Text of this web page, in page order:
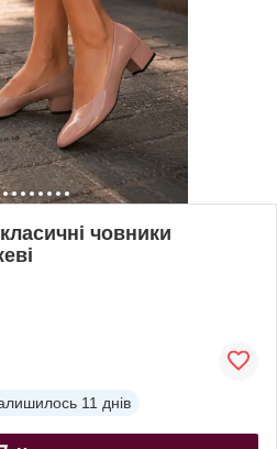
човники
11 днів